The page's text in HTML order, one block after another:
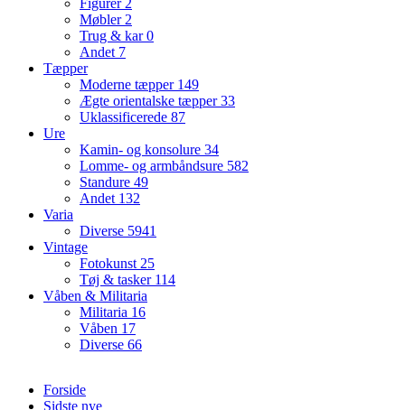
Figurer2
Møbler2
Trug & kar0
Andet 7
Tæpper
Moderne tæpper 149
Ægte orientalske tæpper33
Uklassificerede 87
Ure
Kamin- og konsolure 34
Lomme- og armbåndsure 582
Standure 49
Andet 132
Varia
Diverse 5941
Vintage
Fotokunst25
Tøj & tasker 114
Våben & Militaria
Militaria 16
Våben 17
Diverse 66
Forside
Sidste nye